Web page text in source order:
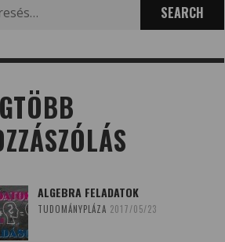
ALGEBRA FELADATOK
TUDOMÁNYPLÁZA 2017/05/23